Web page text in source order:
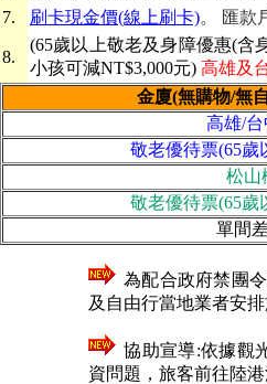
7.
刷卡現金價(線上刷卡)。 匯款
8.
(65歲以上敬老及身障優惠(含
小孩可減NT$3,000元) 高雄及
金廈(無購物/無
高雄/
敬老優待票(65歲
松山
敬老優待票(65歲
單間
為配合政府禁團
及自由行當地業者安
協助宣導:依據觀
資問題，旅客前往陸